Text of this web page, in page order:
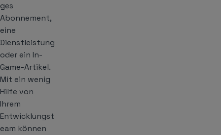
ges
Abonnement,
eine
Dienstleistung
oder ein In-
Game-Artikel.
Mit ein wenig
Hilfe von
Ihrem
Entwicklungst
eam können